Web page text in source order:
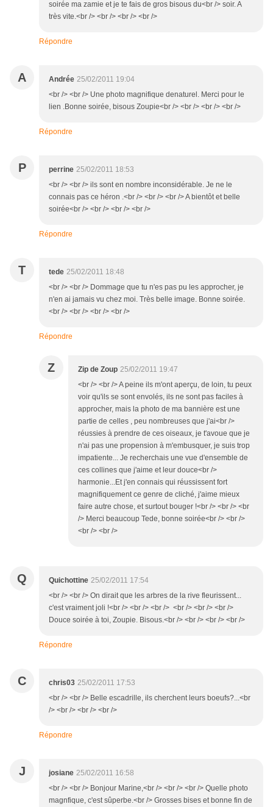
soirée ma zamie et je te fais de gros bisous du<br /> soir. A
très vite.<br /> <br /> <br /> <br />
Répondre
A Andrée 25/02/2011 19:04
<br /> <br /> Une photo magnifique denaturel. Merci pour le
lien .Bonne soirée, bisous Zoupie<br /> <br /> <br /> <br />
Répondre
P perrine 25/02/2011 18:53
<br /> <br /> ils sont en nombre inconsidérable. Je ne le
connais pas ce héron .<br /> <br /> <br /> A bientôt et belle
soirée<br /> <br /> <br /> <br />
Répondre
T tede 25/02/2011 18:48
<br /> <br /> Dommage que tu n'es pas pu les approcher, je
n'en ai jamais vu chez moi. Très belle image. Bonne soirée.
<br /> <br /> <br /> <br />
Répondre
Z Zip de Zoup 25/02/2011 19:47
<br /> <br /> A peine ils m'ont aperçu, de loin, tu peux
voir qu'ils se sont envolés, ils ne sont pas faciles à
approcher, mais la photo de ma bannière est une
partie de celles , peu nombreuses que j'ai<br />
réussies à prendre de ces oiseaux, je t'avoue que je
n'ai pas une propension à m'embusquer, je suis trop
impatiente... Je recherchais une vue d'ensemble de
ces collines que j'aime et leur douce<br />
harmonie...Et j'en connais qui réussissent fort
magnifiquement ce genre de cliché, j'aime mieux
faire autre chose, et surtout bouger !<br /> <br /> <br
/> Merci beaucoup Tede, bonne soirée<br /> <br />
<br /> <br />
Q Quichottine 25/02/2011 17:54
<br /> <br /> On dirait que les arbres de la rive fleurissent...
c'est vraiment joli !<br /> <br /> <br /> <br /> <br /> <br />
Douce soirée à toi, Zoupie. Bisous.<br /> <br /> <br /> <br />
Répondre
C chris03 25/02/2011 17:53
<br /> <br /> Belle escadrille, ils cherchent leurs boeufs?...<br
/> <br /> <br /> <br />
Répondre
J josiane 25/02/2011 16:58
<br /> <br /> Bonjour Marine,<br /> <br /> <br /> Quelle photo
magnfique, c'est sûperbe.<br /> Grosses bises et bonne fin de